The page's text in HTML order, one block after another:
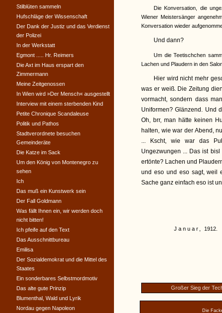
Die Konversation, die
Wiener Meistersänger
Konversation wieder
Und dann?
Um die Teetischchen
Lachen und Plaudern in den
Hier wird nicht mehr
was er weiß. Die Zeitung
vormacht, sondern dass
Uniformen? Glänzend. Und
Oh, brr, man hätte keinen
halten, wie war der Abend,
... Kscht, wie war das
Ungezwungen ... Das ist
ertönte? Lachen und
und eso und eso sagt, weil
Sache ganz einfach eso ist
Januar, 1912.
Großer Sieg der
Die
Stilblüten sammeln
Hufschläge der Wissenschaft
Der Dank der Justiz und das Verdienst
der Polizei
In der Werkstatt
Egmont ..... Hr. Reimers
Die Axt im Haus erspart den
Zimmermann
Meine Zeitgenossen
In Wien wird »Der Mensch« ausgestellt
Interview mit einem sterbenden Kind
Petite Chronique Scandaleuse
Politik und Pathos
Stadtverordnete besuchen
Gemeinderäte
Die Katze im Sack
Um den König von Montenegro zu
sehen
Ich
Das muß ein Kunstwerk sein
Der Fall Goldmann
Was fällt Ihnen ein, wir werden doch
nicht bitten!
Ich pfeife auf den Text
Das Ausschnittbureau
Emilisa
Der Sozialdemokrat und die Mittel des
Staates
Ein sonderbares Selbstmordmotiv
Das alte gute Prinzip
Blumenthal, Wald und Lyrik
Nordau gegen Napoleon